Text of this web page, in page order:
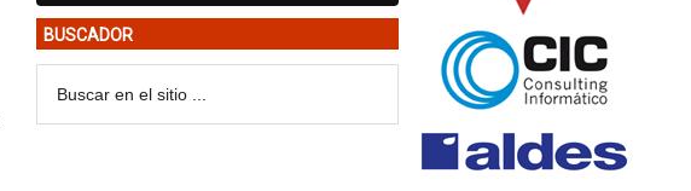
BUSCADOR